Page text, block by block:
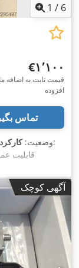
1 / 6
‎€۱٬۱۰۰
قیمت ثابت به اضافه
افزوده
تماس
وضعیت:, شماره دستگاه/وسیله نقلیه:
, قابلیت
آگهی کوچک